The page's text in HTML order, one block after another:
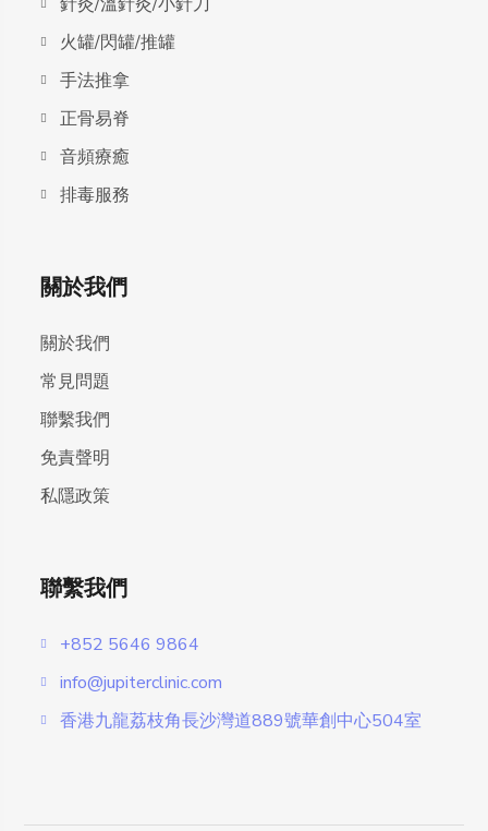
火罐/閃罐/推罐
手法推拿
正骨易脊
⾳頻療癒
排毒服務
關於我們
關於我們
常見問題
聯繫我們
免責聲明
私隱政策
聯繫我們
+852 5646 9864
info@jupiterclinic.com
香港九龍荔枝角長沙灣道889號華創中心504室